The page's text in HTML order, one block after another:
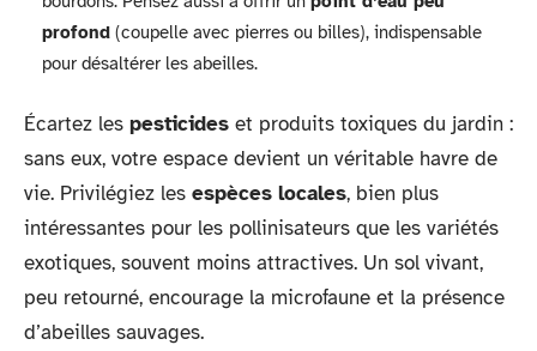
profond (coupelle avec pierres ou billes), indispensable
pour désaltérer les abeilles.
Écartez les pesticides et produits toxiques du jardin :
sans eux, votre espace devient un véritable havre de
vie. Privilégiez les espèces locales, bien plus
intéressantes pour les pollinisateurs que les variétés
exotiques, souvent moins attractives. Un sol vivant,
peu retourné, encourage la microfaune et la présence
d’abeilles sauvages.